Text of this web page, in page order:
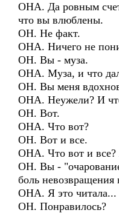
ОНА. Да ровным
что вы влюблены.
ОН. Не факт.
ОНА. Ничего не
ОН. Вы - муза.
ОНА. Муза, и что
ОН. Вы меня
ОНА. Неужели? И
ОН. Вот.
ОНА. Что вот?
ОН. Вот и все.
ОНА. Что вот и все?
ОН. Вы -
боль невозвращения
ОНА. Я это читала...
ОН. Понравилось?